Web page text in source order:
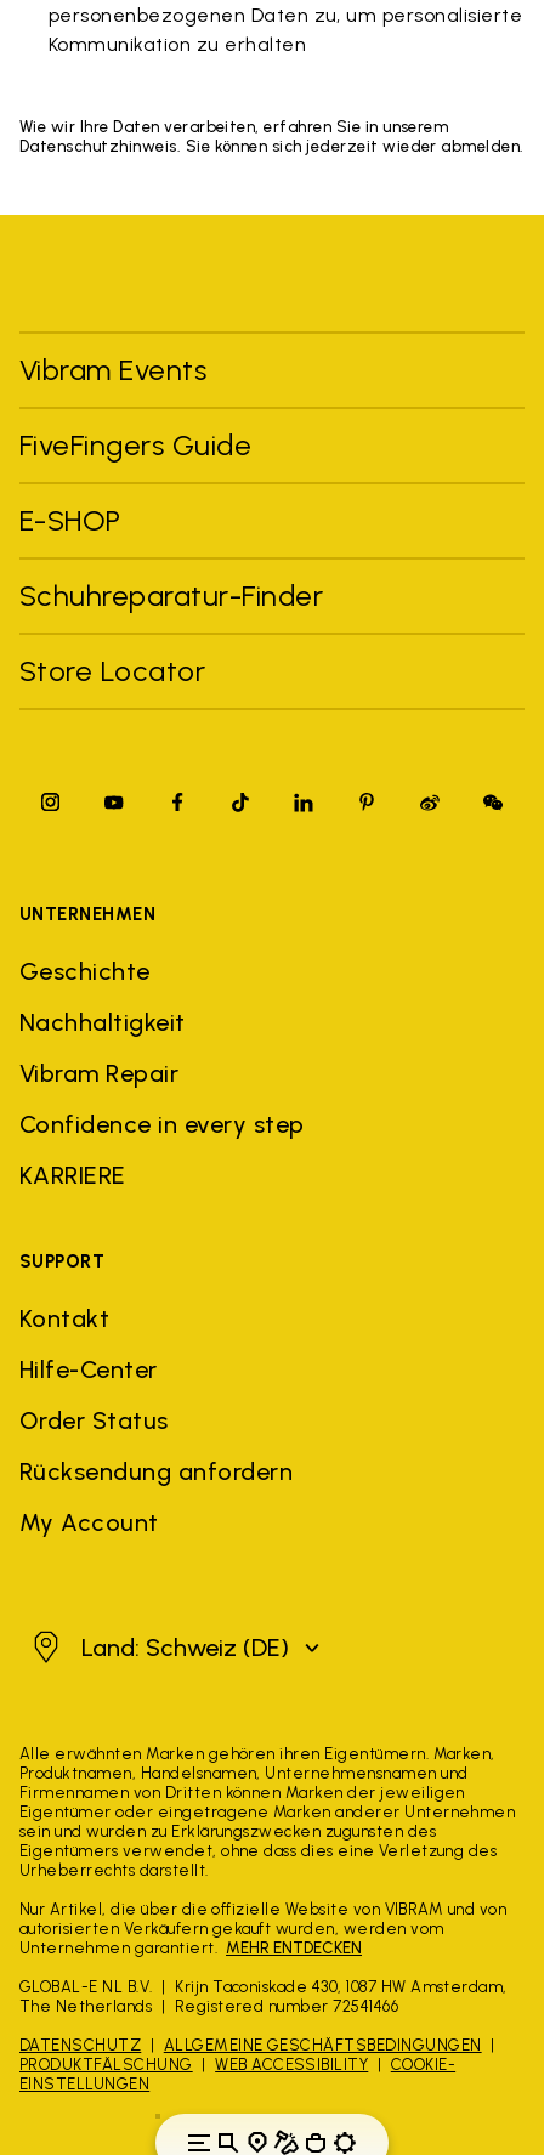
personenbezogenen Daten zu, um personalisierte
Kommunikation zu erhalten
Wie wir Ihre Daten verarbeiten, erfahren Sie in unserem
Datenschutzhinweis. Sie können sich jederzeit wieder abmelden.
Vibram Events
FiveFingers Guide
E-SHOP
Schuhreparatur-Finder
Store Locator
UNTERNEHMEN
Geschichte
Nachhaltigkeit
Vibram Repair
Confidence in every step
KARRIERE
SUPPORT
Kontakt
Hilfe-Center
Order Status
Rücksendung anfordern
My Account
SchweizLand: Schweiz (DE)
Alle erwähnten Marken gehören ihren Eigentümern. Marken,
Produktnamen, Handelsnamen, Unternehmensnamen und
Firmennamen von Dritten können Marken der jeweiligen
Eigentümer oder eingetragene Marken anderer Unternehmen
sein und wurden zu Erklärungszwecken zugunsten des
Eigentümers verwendet, ohne dass dies eine Verletzung des
Urheberrechts darstellt.
Nur Artikel, die über die offizielle Website von VIBRAM und von
autorisierten Verkäufern gekauft wurden, werden vom
Unternehmen garantiert. MEHR ENTDECKEN
GLOBAL-E NL B.V.
Krijn Taconiskade 430, 1087 HW Amsterdam,
The Netherlands
Registered number 72541466
DATENSCHUTZ
ALLGEMEINE GESCHÄFTSBEDINGUNGEN
PRODUKTFÄLSCHUNG
WEB ACCESSIBILITY
COOKIE-
EINSTELLUNGEN